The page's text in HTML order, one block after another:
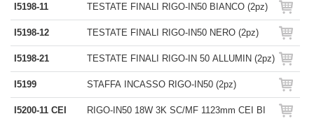
I5198-11 TESTATE FINALI RIGO-IN50 BIANCO (2pz)
I5198-12 TESTATE FINALI RIGO-IN50 NERO (2pz)
I5198-21 TESTATE FINALI RIGO-IN 50 ALLUMIN (2pz)
I5199 STAFFA INCASSO RIGO-IN50 (2pz)
I5200-11 CEI RIGO-IN50 18W 3K SC/MF 1123mm CEI BI